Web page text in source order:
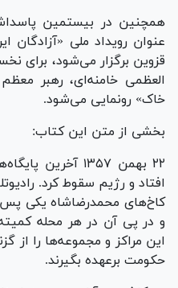
همچنین در بیستمین
قزوین برگزار می‌شود، برای
العظمی خامنه‌ای، رهبر
خاک» رونمایی می‌شود.
بخشی از متن این کتاب:
۲۲ بهمن ۱۳۵۷
افتاد و رژیم سقوط کرد.
کاخ‌های محمدرضاشاه یکی پس
و در پی آن در هر محله
این مراکز و مجموعه‌ها را از
حکومت برعهده بگیرند.